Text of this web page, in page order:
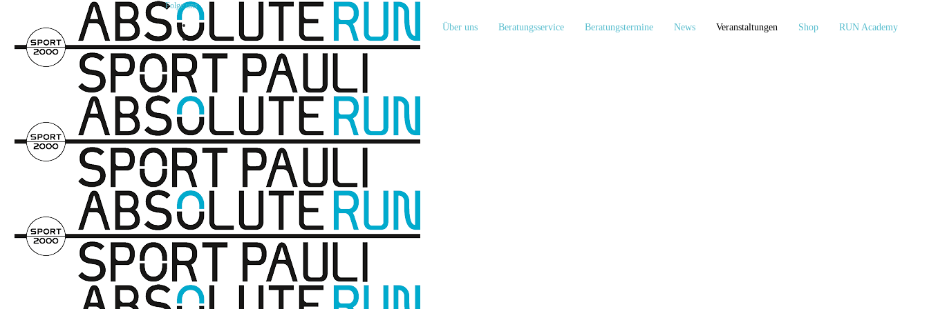
Über uns Beratungsservice Beratungstermine News Veranstaltungen Shop RUN Academy
Folge uns